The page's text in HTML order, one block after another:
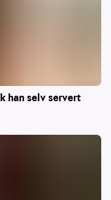
han selv servert